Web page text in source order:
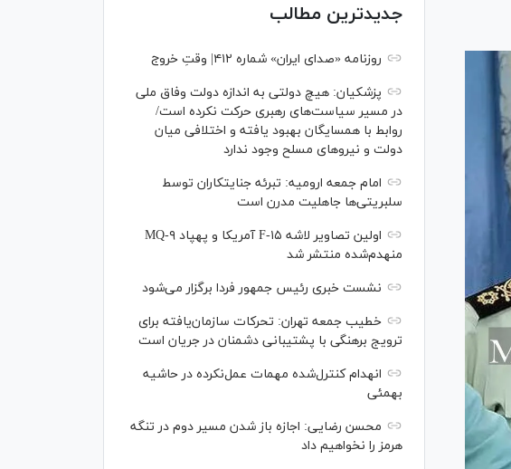
جدیدترین مطالب
روزنامه «صدای ایران» شماره ۴۱۲| وقتِ خروج
پزشکیان: هیچ دولتی به اندازه دولت وفاق ملی
در مسیر سیاست‌های رهبری حرکت نکرده است/
روابط با همسایگان بهبود یافته و اختلافی میان
دولت و نیروهای مسلح وجود ندارد
امام جمعه ارومیه: تبرئه جنایتکاران توسط
سلبریتی‌ها جاهلیت مدرن است
اولین تصاویر لاشه F-۱۵ آمریکا و پهپاد MQ-۹
منهدم‌شده منتشر شد
نشست خبری رئیس‌ جمهور فردا برگزار می‌شود
خطیب جمعه تهران: تحرکات سازمان‌یافته برای
ترویج برهنگی با پشتیبانی دشمنان در جریان است
انهدام کنترل‌شده مهمات عمل‌نکرده در حاشیه
بهمئی
محسن رضایی: اجازه باز شدن مسیر دوم در تنگه
هرمز را نخواهیم داد